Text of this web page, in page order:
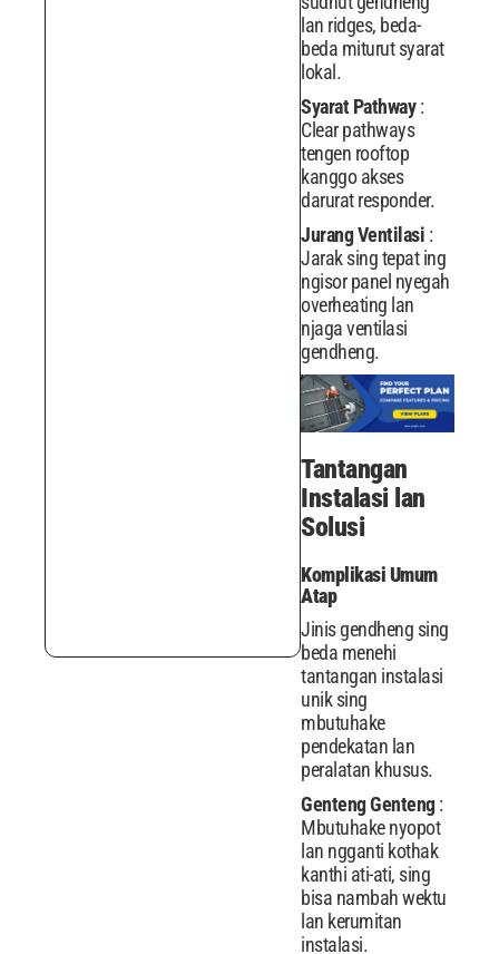
lan ridges, beda-
beda miturut syarat
lokal.
Syarat Pathway:
Clear pathways
tengen rooftop
kanggo akses
darurat responder.
Jurang Ventilasi :
Jarak sing tepat ing
ngisor panel nyegah
overheating lan
njaga ventilasi
gendheng.
Tantangan
Instalasi lan
Solusi
Komplikasi Umum
Atap
Jinis gendheng sing
beda menehi
tantangan instalasi
unik sing
mbutuhake
pendekatan lan
peralatan khusus.
Genteng Genteng:
Mbutuhake nyopot
lan ngganti kothak
kanthi ati-ati, sing
bisa nambah wektu
lan kerumitan
instalasi.